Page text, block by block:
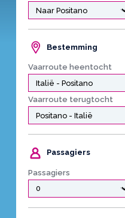
Bestemming
Vaarroute heentocht
Vaarroute terugtocht
Passagiers
Passagiers